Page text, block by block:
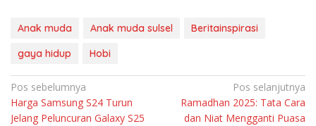
Anak muda Anak muda sulsel
Beritainspirasi
gaya hidup
Hobi
Navigasi
pos
Pos sebelumnya
Harga Samsung S24 Turun
Jelang Peluncuran Galaxy S25
Pos selanjutnya
Ramadhan 2025: Tata Cara
dan Niat Mengganti Puasa